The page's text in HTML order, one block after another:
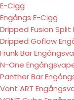
E-Cigg
Engångs E-Cigg
Dripped Fusion Split
Dripped Goflow
Frunk Bar
N-One
Panther Bar
Vont ART